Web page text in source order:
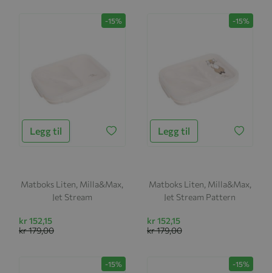
-15%
Legg til
Matboks Liten, Milla&Max,
Jet Stream
kr 152,15
kr 179,00
-15%
Legg til
Matboks Liten, Milla&Max,
Jet Stream Pattern
kr 152,15
kr 179,00
-15% -15%